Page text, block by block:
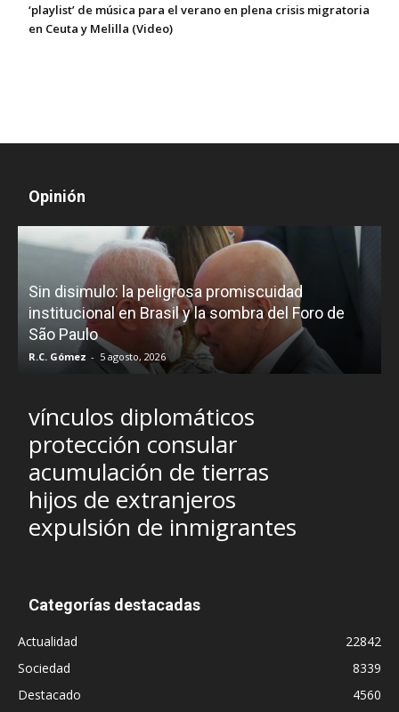
‘playlist’ de música para el verano en plena crisis migratoria
en Ceuta y Melilla (Video)
Opinión
Sin disimulo: la peligrosa promiscuidad
institucional en Brasil y la sombra del Foro de
São Paulo
R.C. Gómez - 5 agosto, 2026
vínculos diplomáticos
protección consular
acumulación de tierras
hijos de extranjeros
expulsión de inmigrantes
Categorías destacadas
Actualidad
22842
Sociedad
8339
Destacado
4560